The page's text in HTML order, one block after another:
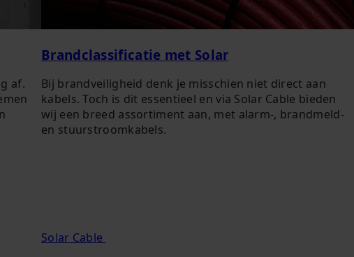
af.
Brandclassificatie met Solar
Bij brandveiligheid denk je misschien niet direct aan
kabels. Toch is dit essentieel en via Solar Cable bieden
wij een breed assortiment aan, met alarm-, brandmeld-
en stuurstroomkabels.
Solar Cable